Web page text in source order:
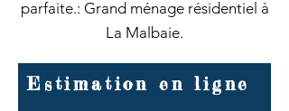
parfaite.: Grand ménage résidentiel à
La Malbaie.
Estimation en ligne